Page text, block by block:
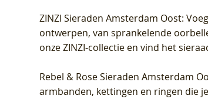
ZINZI Sieraden Amsterdam Oost:
ontwerpen, van sprankelende
onze ZINZI-collectie en vind het
Rebel & Rose Sieraden Amsterdam
armbanden, kettingen en ringen die